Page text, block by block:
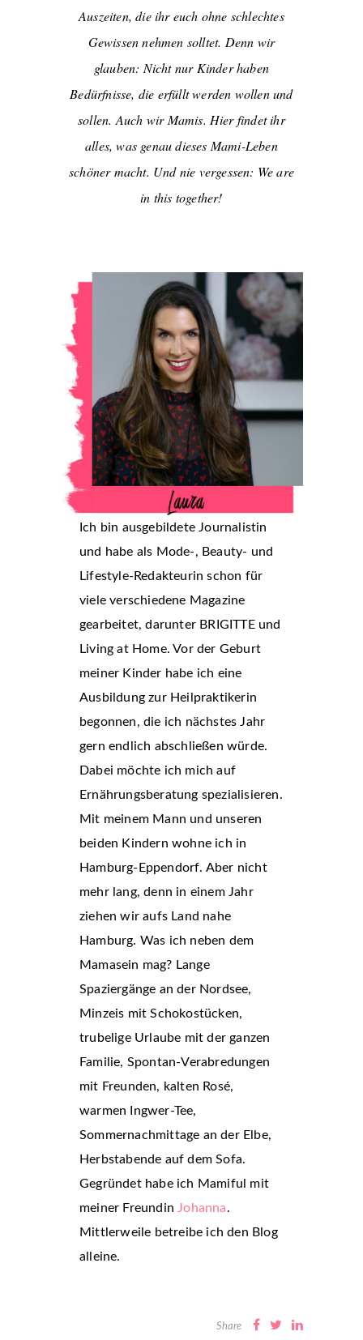
Auszeiten, die ihr euch ohne schlechtes
Gewissen nehmen solltet. Denn wir
glauben: Nicht nur Kinder haben
Bedürfnisse, die erfüllt werden wollen und
sollen. Auch wir Mamis. Hier findet ihr
alles, was genau dieses Mami-Leben
schöner macht. Und nie vergessen: We are
in this together!
Ich bin ausgebildete Journalistin
und habe als Mode-, Beauty- und
Lifestyle-Redakteurin schon für
viele verschiedene Magazine
gearbeitet, darunter BRIGITTE und
Living at Home. Vor der Geburt
meiner Kinder habe ich eine
Ausbildung zur Heilpraktikerin
begonnen, die ich nächstes Jahr
gern endlich abschließen würde.
Dabei möchte ich mich auf
Ernährungsberatung spezialisieren.
Mit meinem Mann und unseren
beiden Kindern wohne ich in
Hamburg-Eppendorf. Aber nicht
mehr lang, denn in einem Jahr
ziehen wir aufs Land nahe
Hamburg. Was ich neben dem
Mamasein mag? Lange
Spaziergänge an der Nordsee,
Minzeis mit Schokostücken,
trubelige Urlaube mit der ganzen
Familie, Spontan-Verabredungen
mit Freunden, kalten Rosé,
warmen Ingwer-Tee,
Sommernachmittage an der Elbe,
Herbstabende auf dem Sofa.
Gegründet habe ich Mamiful mit
meiner FreundinJohanna.
Mittlerweile betreibe ich den Blog
alleine.
Share